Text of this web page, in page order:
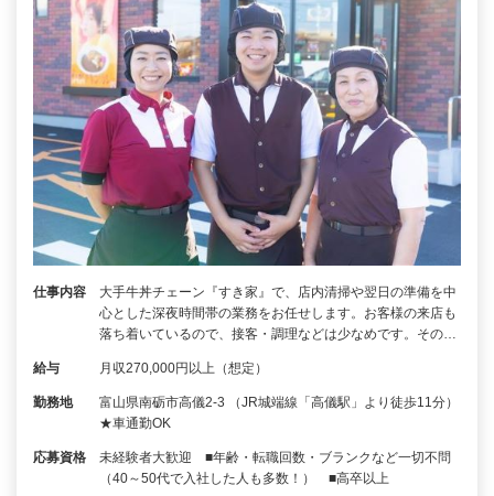
仕事内容
大手牛丼チェーン『すき家』で、店内清掃や翌日の準備を中
心とした深夜時間帯の業務をお任せします。お客様の来店も
落ち着いているので、接客・調理などは少なめです。その…
給与 月収270,000円以上（想定）
勤務地
富山県南砺市高儀2-3 （JR城端線「高儀駅」より徒歩11分）
★車通勤OK
応募資格
未経験者大歓迎 ■年齢・転職回数・ブランクなど一切不問
（40～50代で入社した人も多数！） ■高卒以上